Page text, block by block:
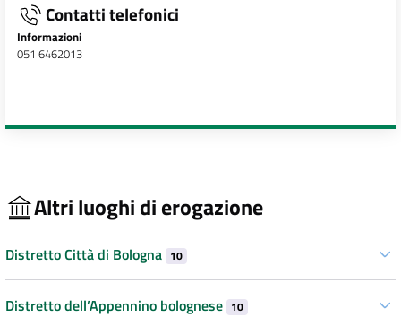
Contatti telefonici
Informazioni
051 6462013
Altri luoghi di erogazione
Distretto Città di Bologna 10
Distretto dell’Appennino bolognese 10